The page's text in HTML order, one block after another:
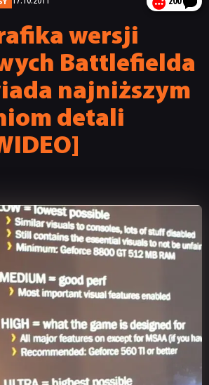
wersji
Battlefielda
najniższym
detali